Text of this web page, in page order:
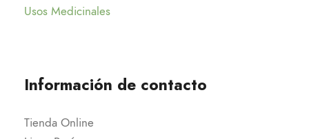
Usos Medicinales
Información de contacto
Tienda Online